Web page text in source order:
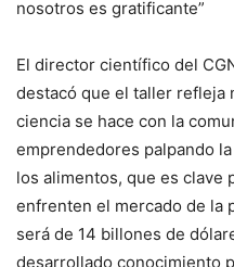
nosotros es gratificante”
El director científico del
destacó que el taller refleja
ciencia se hace con la
emprendedores palpando
los alimentos, que es clave
enfrenten el mercado de la
será de 14 billones de
desarrollado conocimiento